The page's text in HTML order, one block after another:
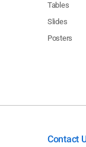
Tables
Slides
Posters
Contact